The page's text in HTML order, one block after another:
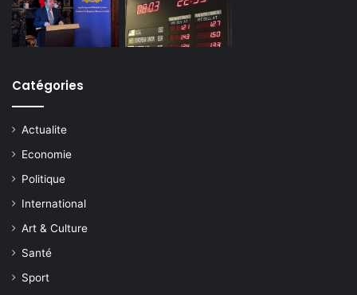
Catégories
Actualite
Economie
Politique
International
Art & Culture
Santé
Sport